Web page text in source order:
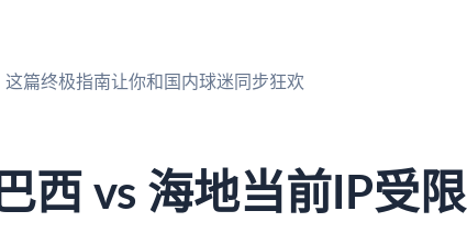
篇终极指南让你和国内球迷同步狂欢
西 vs 海地当前IP受限